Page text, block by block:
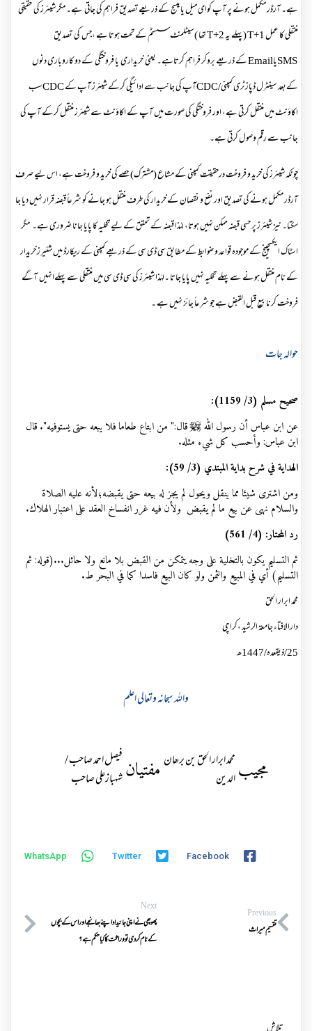
ہے۔ آرڈر مکمل ہونے پر آپ کوای میل یا میسج کے ذریعے تصدیق فراہم کی جاتی ہے۔ مگر شیئرز کی حقیقی
منتقلی کا عملT+1(پہلے یہT+2تھا ) سیٹلمنٹ سسٹم کے تحت ہوتا ہے ،جس کی تصدیق
SMSیاEmailکے ذریعے بروکر فراہم کرتاہے۔ یعنی خریداری یا فروختگی کے دو کاروباری دنوں
کےبعد سینٹرل ڈپازٹری کمپنی/CDCآپ کی جانب سے ادائیگی کرکے شیئرز آپ کےCDCسب
اکاؤنٹ میں منتقل کرتی ہے، اور فروختگی کی صورت میں آپ کے اکاؤنٹ سے شیئرز منتقل کرکے آپ کی
جانب سے رقم وصول کرتی ہے۔
چونکہ شیئرز کی خرید و فروخت درحقیقت کمپنی کے مشاع (مشترک) حصے کی خرید و فروخت ہے، اس لیے صرف
آرڈر مکمل ہونے کی تصدیق اور نفع و نقصان کے خریدار کی طرف منتقل ہو جانے کو شرعاً قبضہ قرار نہیں دیا جا
سکتا۔ نیز شیئرز پر حسی قبضہ ممکن نہیں ہوتا، لہٰذا قبضہ کے تحقق کے لیے تخلیہ کا پایا جانا ضروری ہے۔ مگر
اسٹاک ایکسچینج کے موجودہ قواعد و ضوابط کے مطابق سی ڈی سی کے ذریعے کمپنی کے ریکارڈ میں شئیرز خریدار
کے نام منتقل ہونے سے پہلے تخلیہ نہیں پایا جاتا ۔لہٰذا شیئرز کی سی ڈی سی میں منتقلی سے پہلےانہیں آگے
فروخت کرنا بیع قبل القبض ہے جو شرعاً جائز نہیں ہے ۔
حوالہ جات
صحيح مسلم (3/ 1159):
عن ابن عباس أن رسول الله ﷺ قال:" من ابتاع طعاما فلا يبعه حتى يستوفيه". قال
ابن عباس: وأحسب كل شيء مثله.
الهداية في شرح بداية المبتدي (3/ 59):
ومن اشترى شيئا مما ينقل ويحول لم يجز له بيعه حتى يقبضه؛لأنه عليه الصلاة
والسلام نهى عن بيع ما لم يقبض ولأن فيه غرر انفساخ العقد على اعتبار الهلاك.
رد المحتار:
(4/ 561)
ثم التسليم يكون بالتخلية على وجه يتمكن من القبض بلا مانع ولا حائل...(قوله: ثم
التسليم) أي في المبيع والثمن ولو كان البيع فاسدا كما في البحر ط.
محمد ابرار الحق
دارالافتاء جامعۃ الرشید ،کراچی
25/ذیقعدہ/1447ھ
واللہ سبحانہ وتعالی اعلم
مجیب محمد ابرار الحق بن برھان
الدین
مفتیان فیصل احمد صاحب /
شہبازعلی صاحب
Facebook
Twitter
WhatsApp
Previous
تقسیم میراث
Next
پھوپھی نےاپنی جائیداداپنےبھانجےاوراس کےبچوں
کےنام کردی تو وراثت کاکیاحکم ہے؟